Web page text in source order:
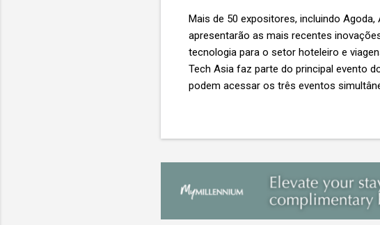
Mais de 50 expositores, incluindo
apresentarão as mais recentes
tecnologia para o setor hoteleiro e
Tech Asia faz parte do principal evento
podem acessar os três eventos
de importantes nomes do setor e